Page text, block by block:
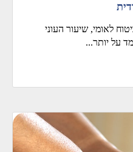
לאומי, שיעור העוני
על יותר...